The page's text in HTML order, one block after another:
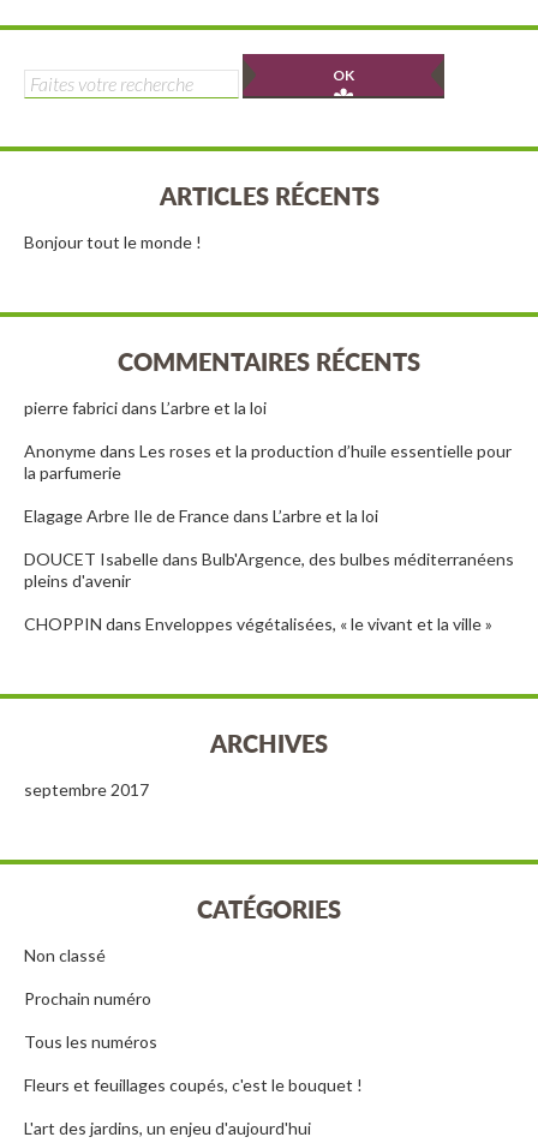
Rechercher :
ARTICLES RÉCENTS
Bonjour tout le monde !
COMMENTAIRES RÉCENTS
pierre fabricidans L’arbre et la loi
Anonymedans Les roses et la production d’huile essentielle pour
la parfumerie
Elagage Arbre Ile de Francedans L’arbre et la loi
DOUCET Isabelledans Bulb'Argence, des bulbes méditerranéens
pleins d'avenir
CHOPPIN dans Enveloppes végétalisées, « le vivant et la ville »
ARCHIVES
septembre 2017
CATÉGORIES
Non classé
Prochain numéro
Tous les numéros
Fleurs et feuillages coupés, c'est le bouquet !
L'art des jardins, un enjeu d'aujourd'hui